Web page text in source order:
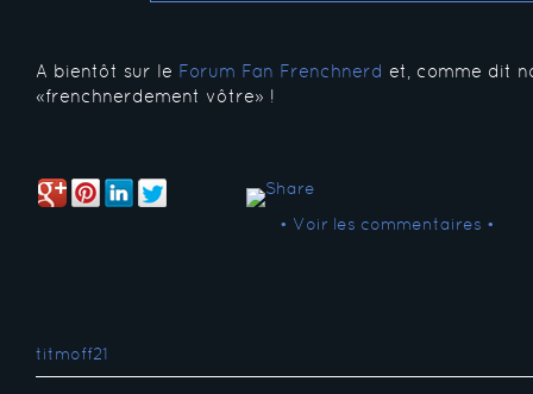
A bientôt sur le Forum Fan Frenchnerd et, comme dit
«frenchnerdement vôtre» !
• Voir les commentaires •
titmoff21